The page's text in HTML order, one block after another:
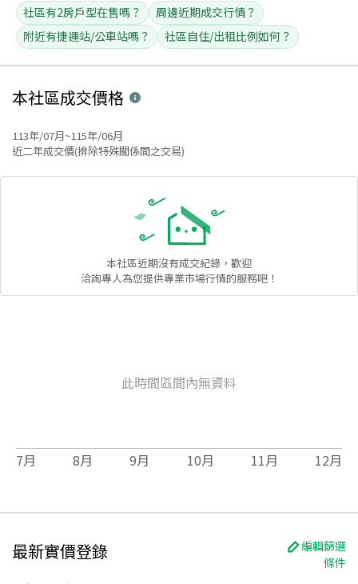
社區有2房戶型在售嗎？
周邊近期成交行情？
附近有捷運站/公車站嗎？
社區自住/出租比例如何？
本社區成交價格
113年/07月~115年/06月
近二年成交價(排除特殊關係間之交易)
本社區近期沒有成交紀錄，歡迎
洽詢專人為您提供專業市場行情的服務吧！
此時間區間內無資料
7月 8月 9月 10月 11月 12月
最新實價登錄
編輯篩選
條件